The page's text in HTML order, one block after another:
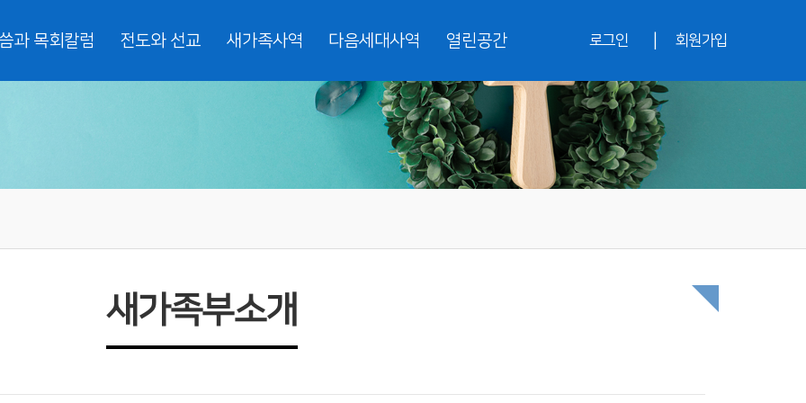
과 목회칼럼 전도와 선교 새가족사역 다음세대사역 열린공간 로그인 회원가입
새가족부소개